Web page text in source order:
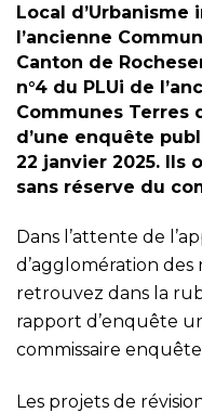
Local d’Urbanisme
l’ancienne
Canton de
n°4 du PLUi de
Communes Terres
d’une enquête
22 janvier 2025. Ils
sans réserve du
Dans l’attente de
d’agglomération des
retrouvez dans la
rapport d’enquête
commissaire
Les projets de